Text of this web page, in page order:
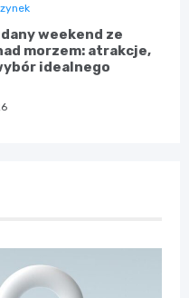
weekend ze
morzem: atrakcje,
idealnego